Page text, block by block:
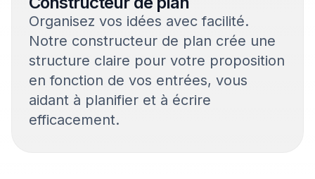
Organisez vos idées avec facilité.
Notre constructeur de plan crée une
structure claire pour votre proposition
en fonction de vos entrées, vous
aidant à planifier et à écrire
efficacement.